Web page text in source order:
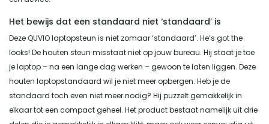
Het bewijs dat een standaard niet ‘standaard’ is
Deze QUVIO laptopsteun is niet zomaar ‘standaard’. He’s got the
looks! De houten steun misstaat niet op jouw bureau. Hij staat je toe
je laptop – na een lange dag werken – gewoon te laten liggen. Deze
houten laptopstandaard wil je niet meer opbergen. Heb je de
standaard toch even niet meer nodig? Hij puzzelt gemakkelijk in
elkaar tot een compact geheel. Het product bestaat namelijk uit drie